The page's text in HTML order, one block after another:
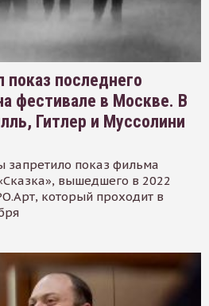
показ последнего
фестивале в Москве. В
Гитлер и Муссолини
запретило показ фильма
вышедшего в 2022
который проходит в